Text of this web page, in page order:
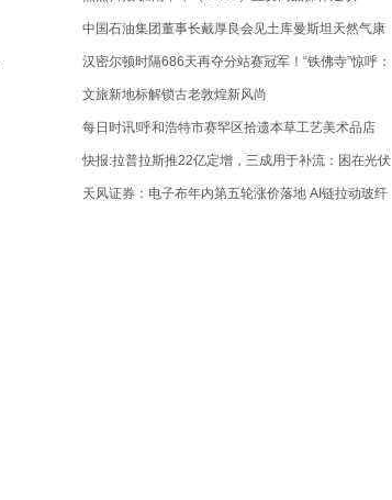
中国石油集团董事长戴厚良会见土库曼斯坦天然气康
采恩副总裁阿尔恰耶夫
汉密尔顿时隔686天再夺分站赛冠军！“铁佛寺”惊呼：
计划有变，准备争冠
文旅新地标解锁古老敦煌新风尚
每日时讯!呼和浩特市赛罕区拾遗本草工艺美术品店
（个体工商户）成立 注册资本1万人民币
快报:拉普拉斯推22亿定增，三成用于补流：困在光伏
周期里，半导体能否成第二曲线？
天风证券：电子布年内第五轮涨价落地 AI链拉动玻纤